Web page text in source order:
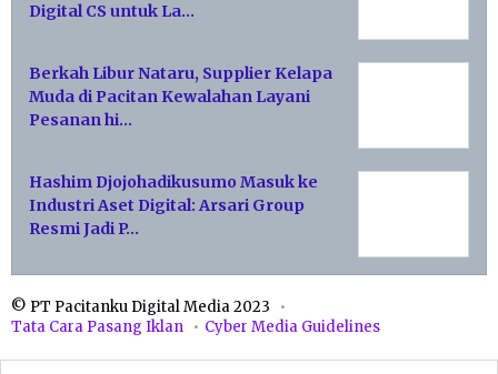
Digital CS untuk La…
Berkah Libur Nataru, Supplier Kelapa
Muda di Pacitan Kewalahan Layani
Pesanan hi…
Hashim Djojohadikusumo Masuk ke
Industri Aset Digital: Arsari Group
Resmi Jadi P…
© PT Pacitanku Digital Media 2023
Tata Cara Pasang Iklan
Cyber Media Guidelines